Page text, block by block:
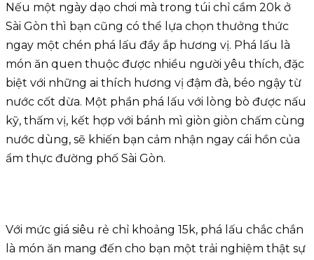
Nếu một ngày dạo chơi mà trong túi chỉ cầm 20k ở
Sài Gòn thì bạn cũng có thể lựa chọn thưởng thức
ngay một chén phá lấu đầy ắp hương vị. Phá lấu là
món ăn quen thuộc được nhiều người yêu thích, đặc
biệt với những ai thích hương vị đậm đà, béo ngậy từ
nước cốt dừa. Một phần phá lấu với lòng bò được nấu
kỹ, thấm vị, kết hợp với bánh mì giòn giòn chấm cùng
nước dùng, sẽ khiến bạn cảm nhận ngay cái hồn của
ẩm thực đường phố Sài Gòn.
Với mức giá siêu rẻ chỉ khoảng 15k, phá lấu chắc chắn
là món ăn mang đến cho bạn một trải nghiệm thật sự